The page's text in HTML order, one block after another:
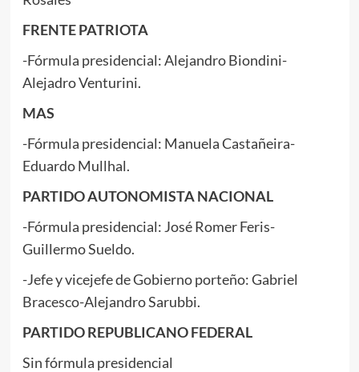
FRENTE PATRIOTA
-Fórmula presidencial: Alejandro Biondini-
Alejadro Venturini.
MAS
-Fórmula presidencial: Manuela Castañeira-
Eduardo Mullhal.
PARTIDO AUTONOMISTA NACIONAL
-Fórmula presidencial: José Romer Feris-
Guillermo Sueldo.
-Jefe y vicejefe de Gobierno porteño: Gabriel
Bracesco-Alejandro Sarubbi.
PARTIDO REPUBLICANO FEDERAL
Sin fórmula presidencial